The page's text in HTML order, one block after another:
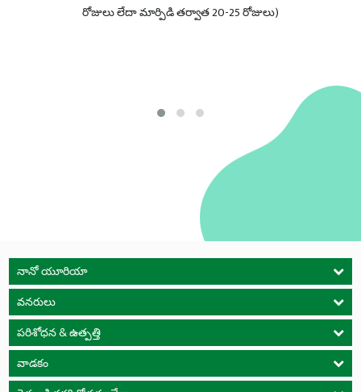
రోజులు లేదా మార్పిడి తర్వాత 20-25 రోజులు)
నానో యూరియా
వనరులు
పరిశోధన & ఉత్పత్తి
వాడకం